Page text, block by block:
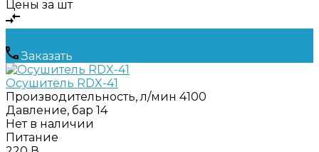
Цены за шт
Заказать
Осушитель RDX-41
Производительность, л/мин 4100
Давление, бар 14
Нет в наличии
Питание